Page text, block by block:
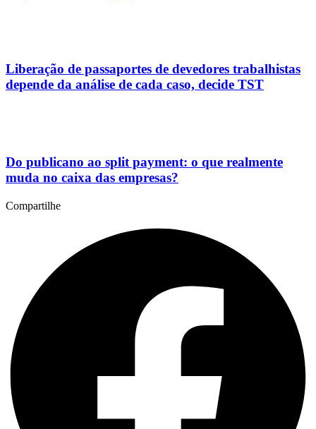
Liberação de passaportes de devedores trabalhistas
depende da análise de cada caso, decide TST
Do publicano ao split payment: o que realmente
muda no caixa das empresas?
Compartilhe